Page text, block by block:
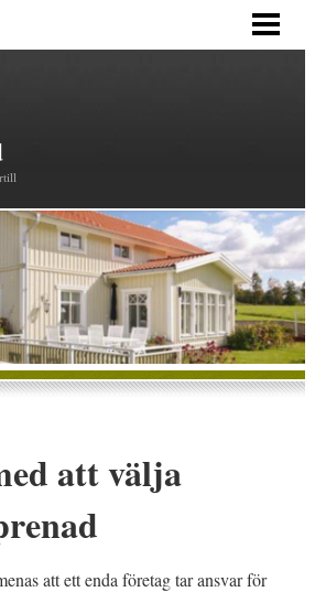
att välja
att ett enda företag tar ansvar för